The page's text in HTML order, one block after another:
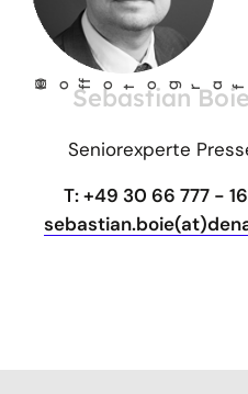
©
Ho f
fo t
og r
a Sebastian Boie
Seniorexperte
T: +49 30 66 777 -